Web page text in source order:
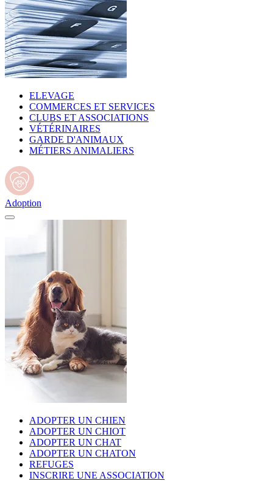
ELEVAGE
COMMERCES ET SERVICES
CLUBS ET ASSOCIATIONS
VÉTÉRINAIRES
GARDE D'ANIMAUX
MÉTIERS ANIMALIERS
Adoption
ADOPTER UN CHIEN
ADOPTER UN CHIOT
ADOPTER UN CHAT
ADOPTER UN CHATON
REFUGES
INSCRIRE UNE ASSOCIATION